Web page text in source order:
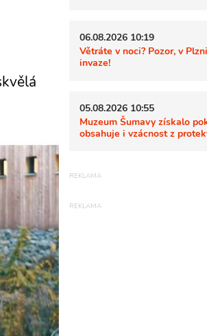
06.08.2026 10:19
Větráte v noci? Pozor, v
invaze!
05.08.2026 10:55
Muzeum Šumavy získalo
obsahuje i vzácnost z